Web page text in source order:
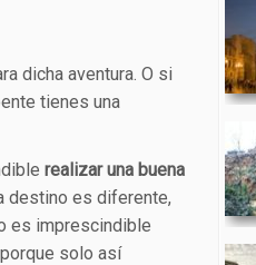
dicha aventura. O si
tienes una
realizar una buena
destino es diferente,
es imprescindible
solo así